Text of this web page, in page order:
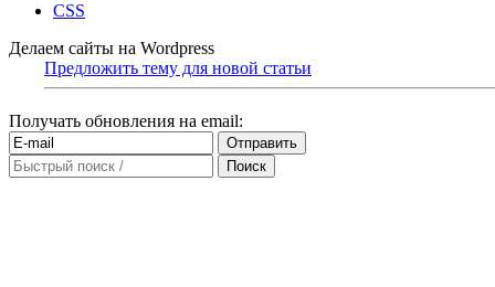
CSS
Делаем сайты на Wordpress
Предложить тему для новой статьи
Получать обновления на email: